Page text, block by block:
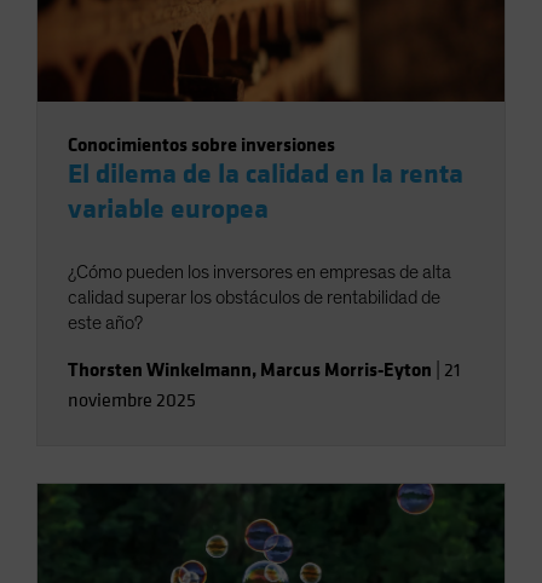
Conocimientos sobre inversiones
El dilema de la calidad en la renta
variable europea
¿Cómo pueden los inversores en empresas de alta
calidad superar los obstáculos de rentabilidad de
este año?
Thorsten Winkelmann, Marcus Morris-Eyton 21
noviembre 2025